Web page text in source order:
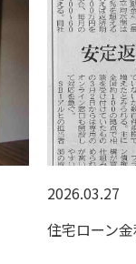
2026.03.27
住宅ローン